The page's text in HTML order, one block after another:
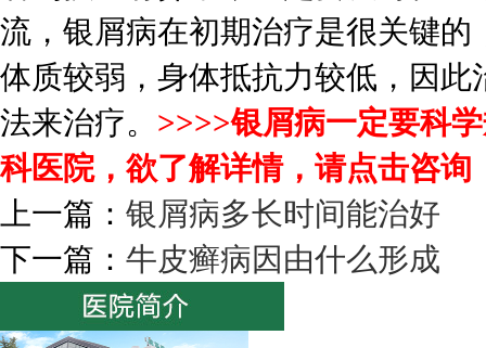
流，银屑病在初期治疗是很关键
体质较弱，身体抵抗力较低，因
法来治疗。 >>>>银屑病一定要科
科医院，欲了解详情，请点击咨询
上一篇： 银屑病多长时间能治好
下一篇： 牛皮癣病因由什么形成